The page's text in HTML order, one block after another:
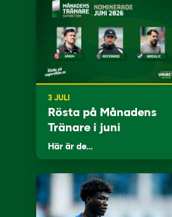
3 JULI
Rösta på Månadens
Tränare i juni
Här är de…